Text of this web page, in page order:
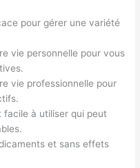
pour gérer une variété
vie personnelle pour vous
vie professionnelle pour
facile à utiliser qui peut
et sans effets